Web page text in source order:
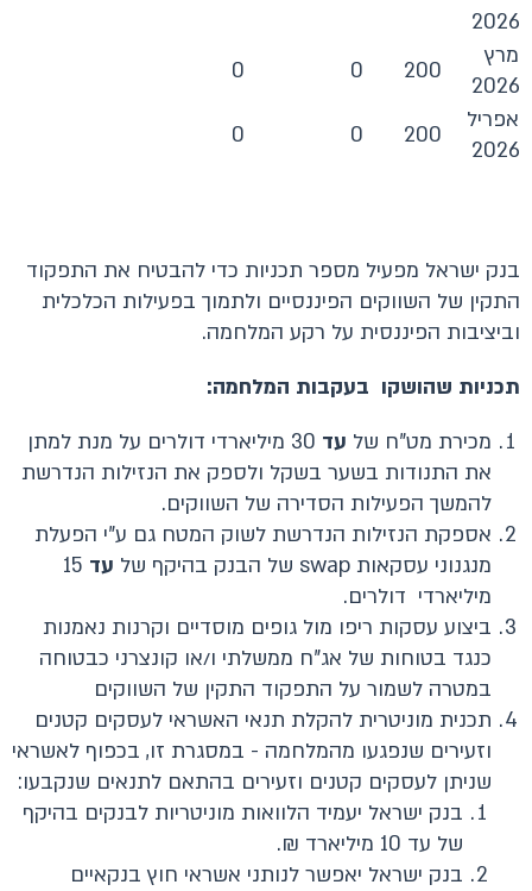
2026
מרץ
2026
200
0
0
אפריל
2026
200
0
0
בנק ישראל מפעיל מספר תכניות כדי להבטיח את התפקוד
התקין של השווקים הפיננסיים ולתמוך בפעילות הכלכלית
וביציבות הפיננסית על רקע המלחמה.
תכניות שהושקו בעקבות המלחמה:
מכירת מט"ח של עד
30 מיליארדי דולרים על מנת למתן
את התנודות בשער בשקל ולספק את הנזילות הנדרשת
להמשך הפעילות הסדירה של השווקים.
אספקת הנזילות הנדרשת לשוק המטח גם ע"י הפעלת
מנגנוני עסקאות swap של הבנק בהיקף של
עד 15
מיליארדי דולרים.
ביצוע עסקות ריפו מול גופים מוסדיים וקרנות נאמנות
כנגד בטוחות של אג"ח ממשלתי ו/או קונצרני כבטוחה
במטרה לשמור על התפקוד התקין של השווקים
תכנית מוניטרית להקלת תנאי האשראי לעסקים קטנים
וזעירים שנפגעו מהמלחמה - במסגרת זו, בכפוף לאשראי
שניתן לעסקים קטנים וזעירים בהתאם לתנאים שנקבעו:
בנק ישראל יעמיד הלוואות מוניטריות לבנקים בהיקף
של עד 10 מיליארד ₪.
בנק ישראל יאפשר לנותני אשראי חוץ בנקאיים